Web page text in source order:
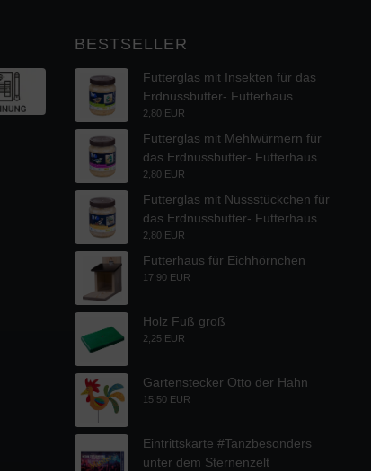
BESTSELLER
Futterglas mit Insekten für das
Erdnussbutter- Futterhaus
2,80 EUR
Futterglas mit Mehlwürmern für
das Erdnussbutter- Futterhaus
2,80 EUR
Futterglas mit Nussstückchen für
das Erdnussbutter- Futterhaus
2,80 EUR
Futterhaus für Eichhörnchen
17,90 EUR
Holz Fuß groß
2,25 EUR
Gartenstecker Otto der Hahn
15,50 EUR
Eintrittskarte #Tanzbesonders
unter dem Sternenzelt